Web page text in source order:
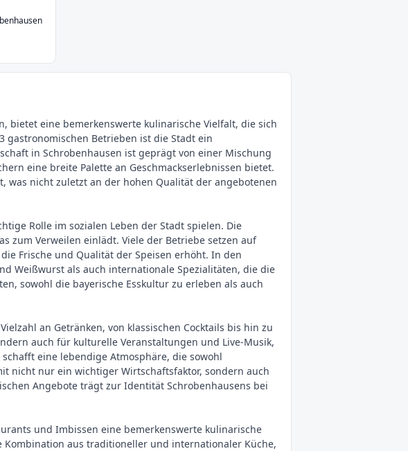
bietet eine bemerkenswerte kulinarische Vielfalt, die sich
Betrieben ist die Stadt ein
in Schrobenhausen ist geprägt von einer Mischung
eine breite Palette an Geschmackserlebnissen bietet.
was nicht zuletzt an der hohen Qualität der angebotenen
Rolle im sozialen Leben der Stadt spielen. Die
zum Verweilen einlädt. Viele der Betriebe setzen auf
Frische und Qualität der Speisen erhöht. In den
Weißwurst als auch internationale Spezialitäten, die die
sowohl die bayerische Esskultur zu erleben als auch
an Getränken, von klassischen Cocktails bis hin zu
auch für kulturelle Veranstaltungen und Live-Musik,
eine lebendige Atmosphäre, die sowohl
nicht nur ein wichtiger Wirtschaftsfaktor, sondern auch
Angebote trägt zur Identität Schrobenhausens bei
und Imbissen eine bemerkenswerte kulinarische
Kombination aus traditioneller und internationaler Küche,